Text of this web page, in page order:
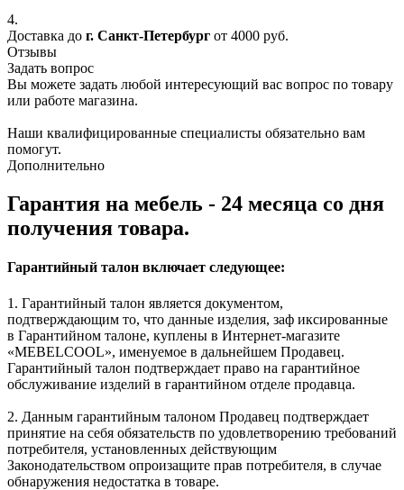
4.
Доставка до г. Санкт-Петербург от 4000 руб.
Отзывы
Задать вопрос
Вы можете задать любой интересующий вас вопрос по товару
или работе магазина.
Наши квалифицированные специалисты обязательно вам
помогут.
Дополнительно
Гарантия на мебель - 24 месяца со дня
получения товара.
Гарантийный талон включает следующее:
1. Гарантийный талон является документом,
подтверждающим то, что данные изделия, заф иксированные
в Гарантийном талоне, куплены в Интернет-магазите
«MEBELCOOL», именуемое в дальнейшем Продавец.
Гарантийный талон подтверждает право на гарантийное
обслуживание изделий в гарантийном отделе продавца.
2. Данным гарантийным талоном Продавец подтверждает
принятие на себя обязательств по удовлетворению требований
потребителя, установленных действующим
Законодательством опроизащите прав потребителя, в случае
обнаружения недостатка в товаре.